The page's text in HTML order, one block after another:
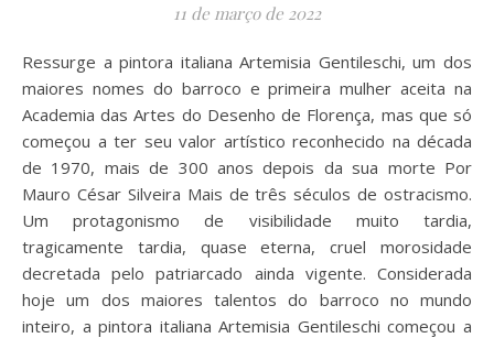
11 de março de 2022
Ressurge a pintora italiana Artemisia Gentileschi, um dos
maiores nomes do barroco e primeira mulher aceita na
Academia das Artes do Desenho de Florença, mas que só
começou a ter seu valor artístico reconhecido na década
de 1970, mais de 300 anos depois da sua morte Por
Mauro César Silveira Mais de três séculos de ostracismo.
Um protagonismo de visibilidade muito tardia,
tragicamente tardia, quase eterna, cruel morosidade
decretada pelo patriarcado ainda vigente. Considerada
hoje um dos maiores talentos do barroco no mundo
inteiro, a pintora italiana Artemisia Gentileschi começou a